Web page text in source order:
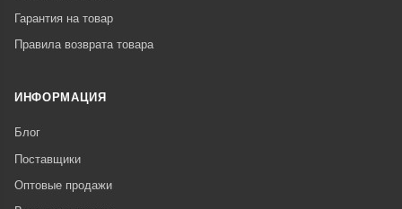
Гарантия на товар
Правила возврата товара
ИНФОРМАЦИЯ
Блог
Поставщики
Оптовые продажи